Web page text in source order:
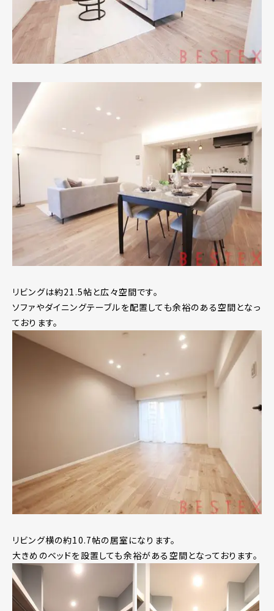
リビングは約21.5帖と広々空間です。
ソファやダイニングテーブルを配置しても余裕のある空間となっ
ております。
リビング横の約10.7帖の居室になります。
大きめのベッドを設置しても余裕がある空間となっております。